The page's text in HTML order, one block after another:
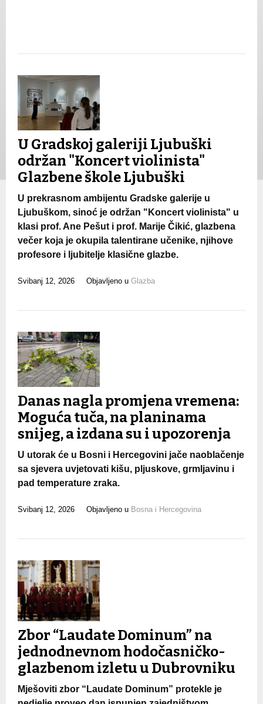
U Gradskoj galeriji Ljubuški
održan "Koncert violinista"
Glazbene škole Ljubuški
U prekrasnom ambijentu Gradske galerije u
Ljubuškom, sinoć je održan "Koncert violinista" u
klasi prof. Ane Pešut i prof. Marije Čikić, glazbena
večer koja je okupila talentirane učenike, njihove
profesore i ljubitelje klasične glazbe.
Svibanj 12, 2026 Objavljeno u Glazba
Danas nagla promjena vremena:
Moguća tuča, na planinama
snijeg, a izdana su i upozorenja
U utorak će u Bosni i Hercegovini jače naoblačenje
sa sjevera uvjetovati kišu, pljuskove, grmljavinu i
pad temperature zraka.
Svibanj 12, 2026 Objavljeno u Bosna i Hercegovina
Zbor “Laudate Dominum” na
jednodnevnom hodočasničko-
glazbenom izletu u Dubrovniku
Mješoviti zbor “Laudate Dominum” protekle je